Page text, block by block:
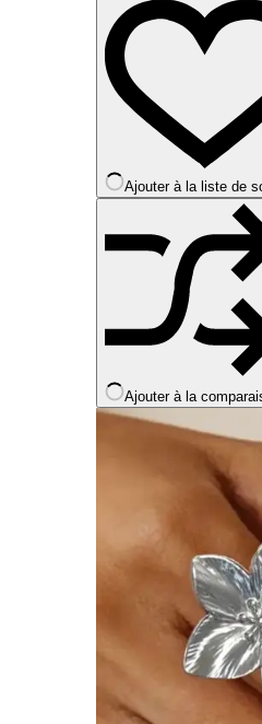
être
sur
du
Ajouter à la liste de
Ajouter à la